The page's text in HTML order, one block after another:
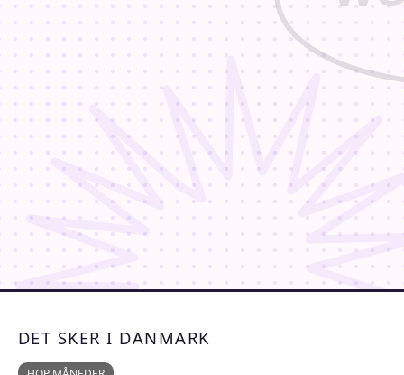
DET SKER I DANMARK